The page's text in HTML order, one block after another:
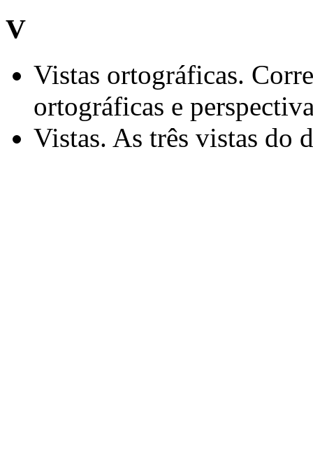
V
Vistas ortográficas.
ortográficas e
Vistas. As três vistas do